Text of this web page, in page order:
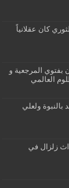
كان عقلانياً
بفتوي المرجعية و
العالمي
بالنبوة ولعلي
زلزال في